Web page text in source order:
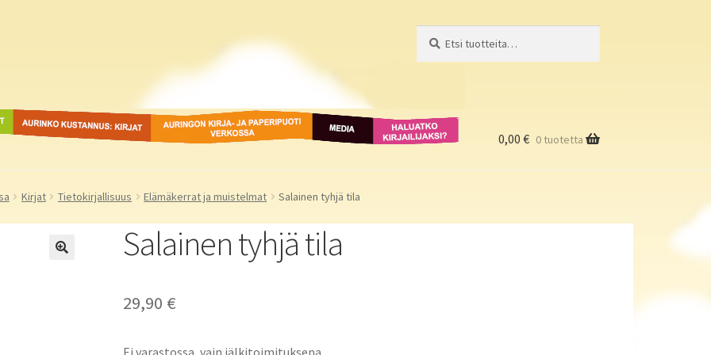
Aurinko Kustannus: kirjat Auringon kirja- ja
paperipuodit verkossa
Media
Haluatko
kirjailijaksi?
0,00 € 0 tuotetta
Kirjat Tietokirjallisuus Elämäkerrat ja muistelmat Salainen tyhjä tila
Salainen tyhjä tila
29,90 €